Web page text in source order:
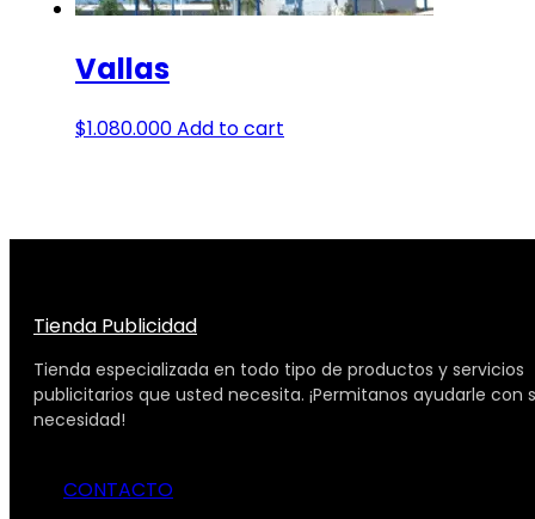
Vallas
$1.080.000Add to cart
Tienda Publicidad
Tienda especializada en todo tipo de productos y servicios
publicitarios que usted necesita. ¡Permitanos ayudarle con
necesidad!
CONTACTO